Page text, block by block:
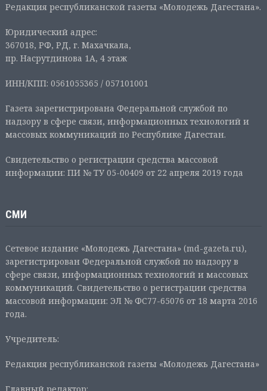
Редакция республиканской газеты «Молодежь Дагестана».
Юридический адрес:
367018, РФ, РД, г. Махачкала,
пр. Насрутдинова 1А, 4 этаж
ИНН/КПП: 0561055365 / 057101001
Газета зарегистрирована Федеральной службой по
надзору в сфере связи, информационных технологий и
массовых коммуникаций по Республике Дагестан.
Свидетельство о регистрации средства массовой
информации: ПИ № ТУ 05-00409 от 22 апреля 2019 года
СМИ
Сетевое издание «Молодежь Дагестана» (md-gazeta.ru),
зарегистрирован Федеральной службой по надзору в
сфере связи, информационных технологий и массовых
коммуникаций. Свидетельство о регистрации средства
массовой информации: ЭЛ № ФС77-65076 от 18 марта 2016
года.
Учредитель:
Редакция республиканской газеты «Молодежь Дагестана»